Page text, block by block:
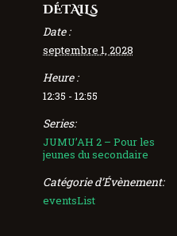
DÉTAILS
Date :
septembre 1, 2028
Heure :
12:35 - 12:55
Series:
JUMU’AH 2 – Pour les
jeunes du secondaire
Catégorie d’Évènement:
eventsList